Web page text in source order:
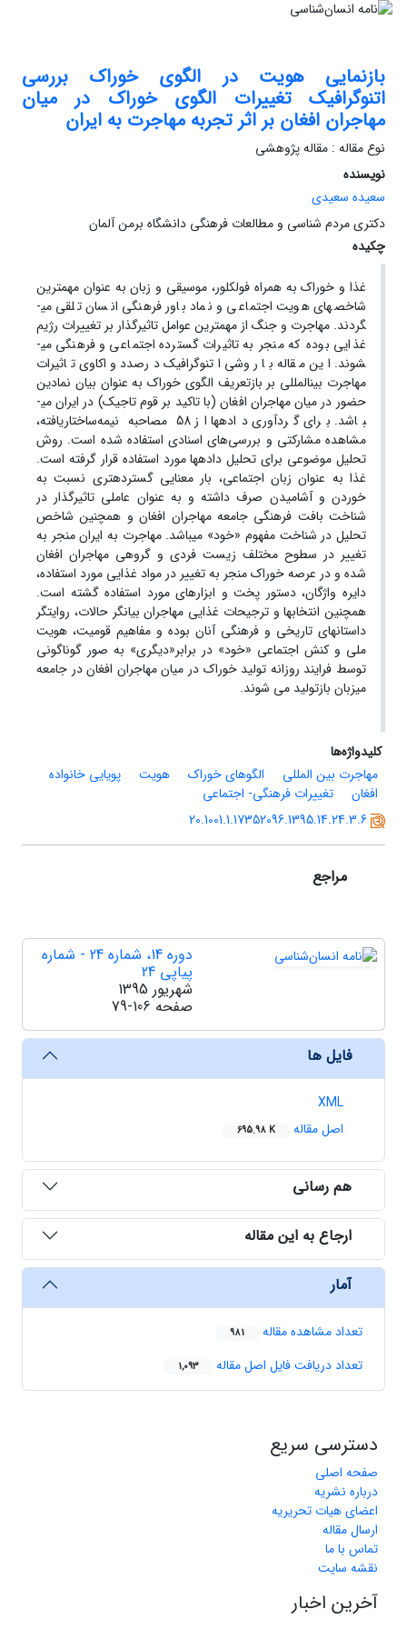
بازنمایی هویت در الگوی خوراک بررسی
اتنوگرافیک تغییرات الگوی خوراک در میان
مهاجران افغان بر اثر تجربه مهاجرت به ایران
نوع مقاله : مقاله پژوهشی
نویسنده
سعیده سعیدی
دکتری مردم شناسی و مطالعات فرهنگی دانشگاه برمن آلمان
چکیده
غذا و خوراک به همراه فولکلور، موسیقی و زبان به عنوان مهمترین
شاخص­های هویت اجتماعی و نماد باور فرهنگی انسان تلقی می­
گردند. مهاجرت و جنگ از مهمترین عوامل تاثیرگذار بر تغییرات رژیم
غذایی بوده که منجر به تاثیرات گسترده اجتماعی و فرهنگی می­
شوند. این مقاله با روشی اتنوگرافیک درصدد واکاوی تاثیرات
مهاجرت بین­المللی بر بازتعریف الگوی خوراک به عنوان بیان نمادین
حضور در میان مهاجران افغان (با تاکید بر قوم تاجیک) در ایران می­
باشد. برای گردآوری داده­ها از 58 مصاحبه نیمه­‌ساختار­یافته،
مشاهده مشارکتی و بررسی­‌های اسنادی استفاده شده است. روش
تحلیل موضوعی برای تحلیل داده­ها مورد استفاده قرار گرفته است.
غذا به عنوان زبان اجتماعی، بار معنایی گسترده­تری نسبت به
خوردن و آشامیدن صرف داشته و به عنوان عاملی تاثیرگذار در
شناخت بافت فرهنگی جامعه مهاجران افغان و همچنین شاخص
تحلیل در شناخت مفهوم «خود» می­باشد. مهاجرت به ایران منجر به
تغییر در سطوح مختلف زیست فردی و گروهی مهاجران افغان
شده و در عرصه خوراک منجر به تغییر در مواد غذایی مورد استفاده،
دایره واژگان، دستور پخت و ابزارهای مورد استفاده گشته است.
همچنین انتخاب­ها و ترجیحات غذایی مهاجران بیانگر حالات، روایتگر
داستان­های تاریخی و فرهنگی آنان بوده و مفاهیم قومیت، هویت
ملی و کنش اجتماعی «خود» در برابر«دیگری» به صور گوناگونی
توسط فرایند روزانه تولید خوراک در میان مهاجران افغان در جامعه
میزبان بازتولید می شوند.
کلیدواژه‌ها
مهاجرت بین­ المللی
الگوهای خوراک هویت
پویایی خانواده
افغان
تغییرات فرهنگی- اجتماعی
20.1001.1.17352096.1395.14.24.3.6
مراجع
دوره 14، شماره 24 - شماره
پیاپی 24
شهریور 1395
صفحه 79-106
فایل ها
XML
اصل مقاله
695.98 K
هم رسانی
ارجاع به این مقاله
آمار
تعداد مشاهده مقاله 981
تعداد دریافت فایل اصل مقاله 1,093
دسترسی سریع
صفحه اصلی
درباره نشریه
اعضای هیات تحریریه
ارسال مقاله
تماس با ما
نقشه سایت
آخرین اخبار